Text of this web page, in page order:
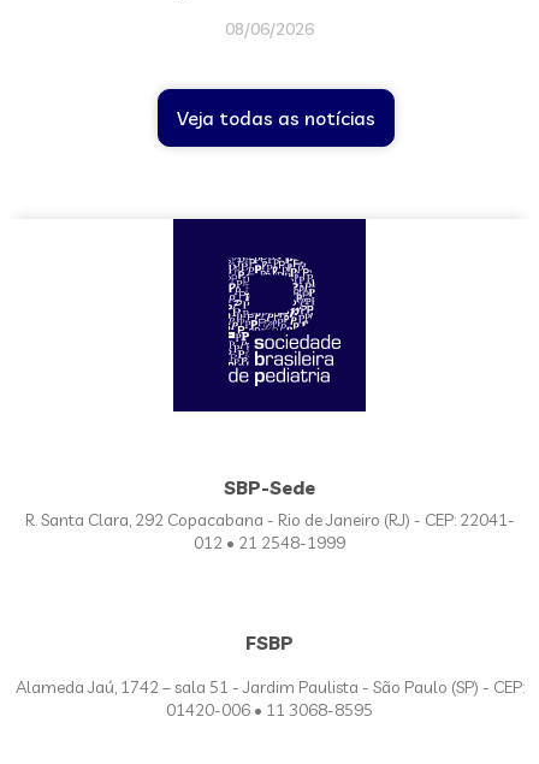
08/06/2026
Veja todas as notícias
SBP-Sede
R. Santa Clara, 292 Copacabana - Rio de Janeiro (RJ) - CEP: 22041-
012 • 21 2548-1999
FSBP
Alameda Jaú, 1742 – sala 51 - Jardim Paulista - São Paulo (SP) - CEP:
01420-006 • 11 3068-8595